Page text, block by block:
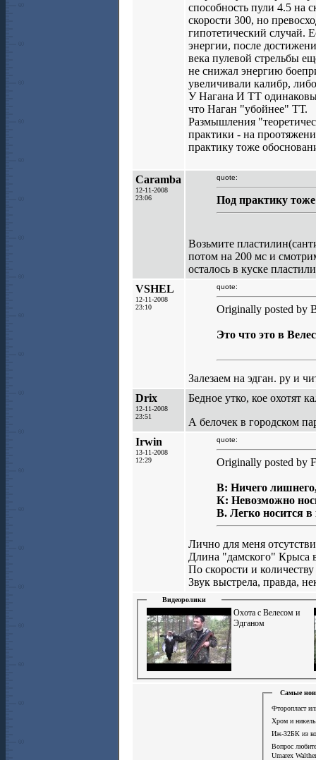
способность пули 4.5
скорости 300, но
гипотетический случай.
энергии, после
века пулевой стрельбы
не снижал энергию
увеличивали калибр,
У Нагана И ТТ
что Наган "убойнее" ТТ.
Размышления
практики - на
практику тоже
Caramba
12-11-2008
23:06
quote:
Под практику
Возьмите
потом на 200 мс и
осталось в куске
VSHEL
12-11-2008
23:10
quote:
Originally posted by
Это что это в
Залезаем на эдган. ру и
Drix
12-11-2008
23:51
Бедное утко, кое охотят
А белочек в городском
Irwin
13-11-2008
12:29
quote:
Originally posted by
В: Ничего
К: Невозможно
В. Легко носится
Лично для меня
Длина "дамского" Крыса
По скорости и
Звук выстрела, правда,
Видеоролики
Охота с Велесом и
Эдганом
Самые
Фторопласт
Хром и никель
Иж-32БК из
Вопрос
Umarex